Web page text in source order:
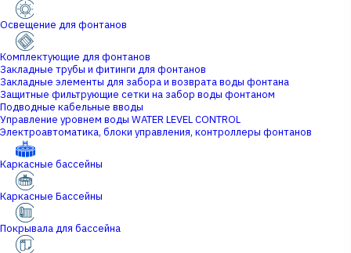
Освещение для фонтанов
Комплектующие для фонтанов
Закладные трубы и фитинги для фонтанов
Закладные элементы для забора и возврата воды фонтана
Защитные фильтрующие сетки на забор воды фонтаном
Подводные кабельные вводы
Управление уровнем воды WATER LEVEL CONTROL
Электроавтоматика, блоки управления, контроллеры фонтанов
Каркасные бассейны
Каркасные Бассейны
Покрывала для бассейна